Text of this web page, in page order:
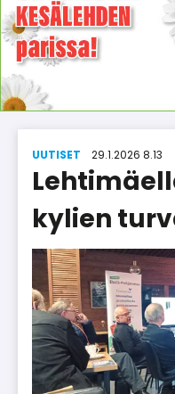
UUTISET 29.1.2026 8.13
kylien